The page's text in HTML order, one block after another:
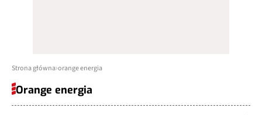
Strona główna orange energia
Orange energia